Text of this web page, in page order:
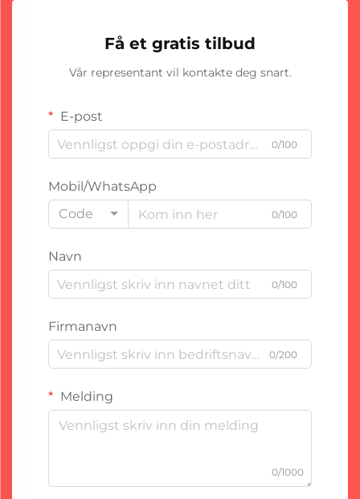
Få et gratis tilbud
Vår representant vil kontakte deg snart.
E-post
0/100
Mobil/WhatsApp
Code
0/100
Navn
0/100
Firmanavn
0/200
Melding
0/1000